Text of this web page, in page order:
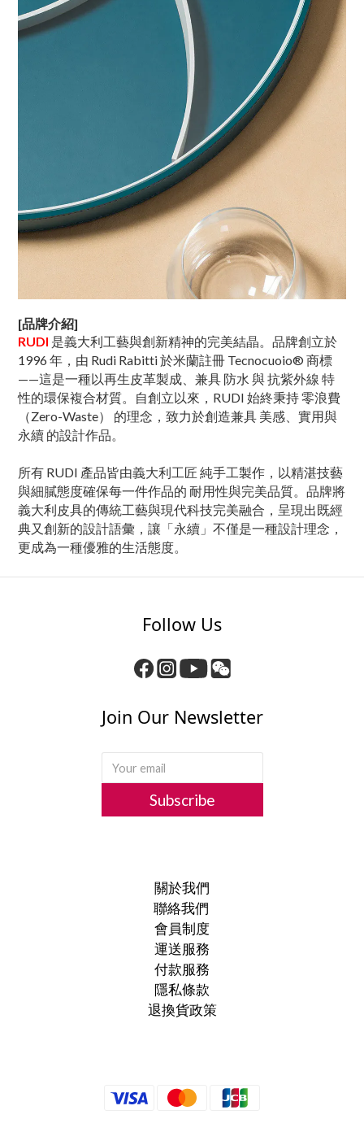
[品牌介紹]
RUDI 是義大利工藝與創新精神的完美結晶。品牌創立於
1996 年，由 Rudi Rabitti 於米蘭註冊 Tecnocuoio® 商標
——這是一種以再生皮革製成、兼具 防水 與 抗紫外線 特
性的環保複合材質。自創立以來，RUDI 始終秉持 零浪費
（Zero-Waste） 的理念，致力於創造兼具 美感、實用與
永續 的設計作品。
所有 RUDI 產品皆由義大利工匠 純手工製作，以精湛技藝
與細膩態度確保每一件作品的 耐用性與完美品質。品牌將
義大利皮具的傳統工藝與現代科技完美融合，呈現出既經
典又創新的設計語彙，讓「永續」不僅是一種設計理念，
更成為一種優雅的生活態度。
Follow Us
Join Our Newsletter
Subscribe
關於我們
聯絡我們
會員制度
運送服務
付款服務
隱私條款
退換貨政策